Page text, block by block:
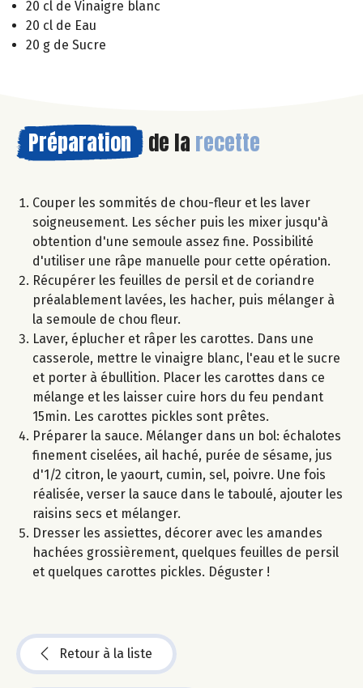
20 cl de Vinaigre blanc
20 cl de Eau
20 g de Sucre
Préparation de la recette
Couper les sommités de chou-fleur et les laver
soigneusement. Les sécher puis les mixer jusqu'à
obtention d'une semoule assez fine. Possibilité
d'utiliser une râpe manuelle pour cette opération.
Récupérer les feuilles de persil et de coriandre
préalablement lavées, les hacher, puis mélanger à
la semoule de chou fleur.
Laver, éplucher et râper les carottes. Dans une
casserole, mettre le vinaigre blanc, l'eau et le sucre
et porter à ébullition. Placer les carottes dans ce
mélange et les laisser cuire hors du feu pendant
15min. Les carottes pickles sont prêtes.
Préparer la sauce. Mélanger dans un bol: échalotes
finement ciselées, ail haché, purée de sésame, jus
d'1/2 citron, le yaourt, cumin, sel, poivre. Une fois
réalisée, verser la sauce dans le taboulé, ajouter les
raisins secs et mélanger.
Dresser les assiettes, décorer avec les amandes
hachées grossièrement, quelques feuilles de persil
et quelques carottes pickles. Déguster !
Retour à la liste